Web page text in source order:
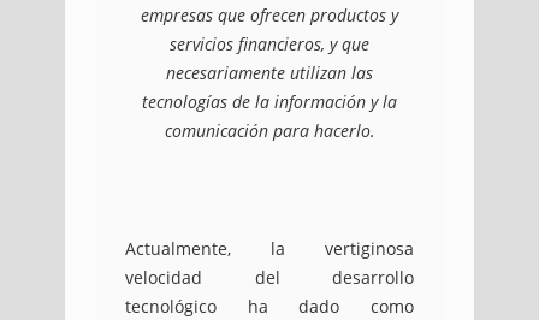
empresas que ofrecen productos y
servicios financieros, y que
necesariamente utilizan las
tecnologías de la información y la
comunicación para hacerlo.
Actualmente, la vertiginosa
velocidad del desarrollo
tecnológico ha dado como